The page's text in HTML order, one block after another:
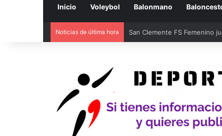
Inicio Voleybol Balonmano
Noticias de última hora San Clemente FS Femenino